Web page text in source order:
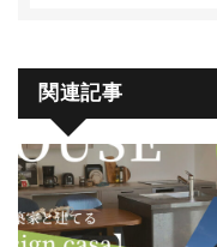
関連記事